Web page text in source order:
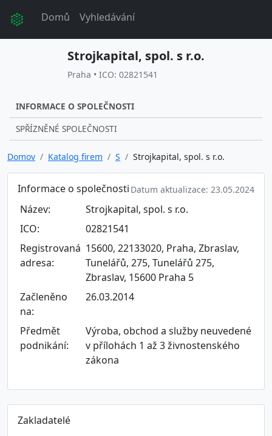
Domů Vyhledávání
Strojkapital, spol. s r.o.
Praha • ICO: 02821541
INFORMACE O SPOLEČNOSTI
SPŘÍZNĚNÉ SPOLEČNOSTI
Domov Katalog firem S Strojkapital, spol. s r.o.
Informace o společnosti Datum aktualizace: 23.05.2024
Název:
Strojkapital, spol. s r.o.
ICO:
02821541
Registrovaná
adresa:
15600, 22133020, Praha, Zbraslav,
Tunelářů, 275, Tunelářů 275,
Zbraslav, 15600 Praha 5
Začleněno
na:
26.03.2014
Předmět
podnikání:
Výroba, obchod a služby neuvedené
v přílohách 1 až 3 živnostenského
zákona
Zakladatelé